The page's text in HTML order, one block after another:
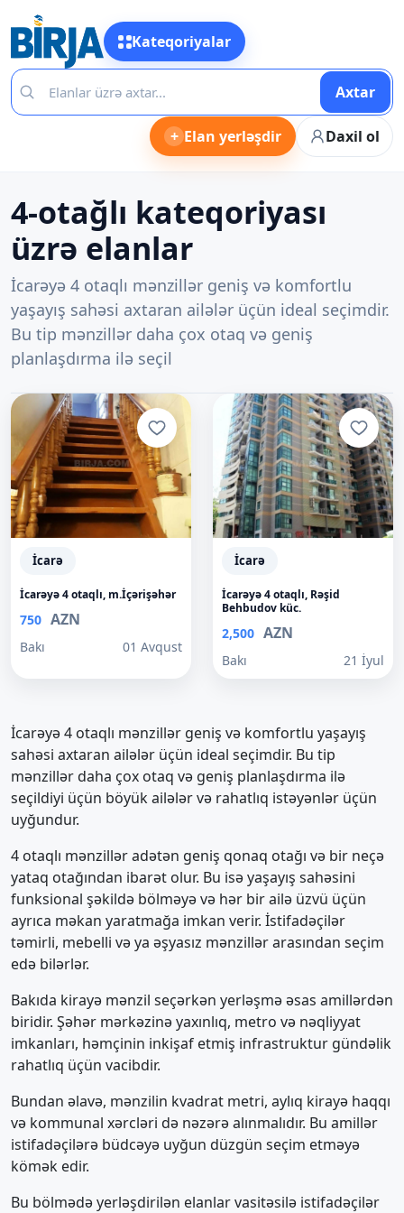
Kateqoriyalar
Axtar
+ Elan yerləşdir Daxil ol
4-otağlı kateqoriyası
üzrə elanlar
İcarəyə 4 otaqlı mənzillər geniş və komfortlu
yaşayış sahəsi axtaran ailələr üçün ideal seçimdir.
Bu tip mənzillər daha çox otaq və geniş
planlaşdırma ilə seçil
İcarə
İcarəyə 4 otaqlı, m.İçərişəhər
750 AZN
Bakı 01 Avqust
İcarə
İcarəyə 4 otaqlı, Rəşid
Behbudov küc.
2,500 AZN
Bakı 21 İyul
İcarəyə 4 otaqlı mənzillər geniş və komfortlu yaşayış
sahəsi axtaran ailələr üçün ideal seçimdir. Bu tip
mənzillər daha çox otaq və geniş planlaşdırma ilə
seçildiyi üçün böyük ailələr və rahatlıq istəyənlər üçün
uyğundur.
4 otaqlı mənzillər adətən geniş qonaq otağı və bir neçə
yataq otağından ibarət olur. Bu isə yaşayış sahəsini
funksional şəkildə bölməyə və hər bir ailə üzvü üçün
ayrıca məkan yaratmağa imkan verir. İstifadəçilər
təmirli, mebelli və ya əşyasız mənzillər arasından seçim
edə bilərlər.
Bakıda kirayə mənzil seçərkən yerləşmə əsas amillərdən
biridir. Şəhər mərkəzinə yaxınlıq, metro və nəqliyyat
imkanları, həmçinin inkişaf etmiş infrastruktur gündəlik
rahatlıq üçün vacibdir.
Bundan əlavə, mənzilin kvadrat metri, aylıq kirayə haqqı
və kommunal xərcləri də nəzərə alınmalıdır. Bu amillər
istifadəçilərə büdcəyə uyğun düzgün seçim etməyə
kömək edir.
Bu bölmədə yerləşdirilən elanlar vasitəsilə istifadəçilər